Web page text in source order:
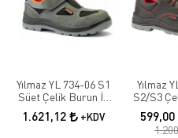
Yılmaz YL 734-06 S1
Süet Çelik Burun İş
Ayakkabısı
1.621,12 +KDV
Yılmaz
S2/S3
Deri İş
599,00